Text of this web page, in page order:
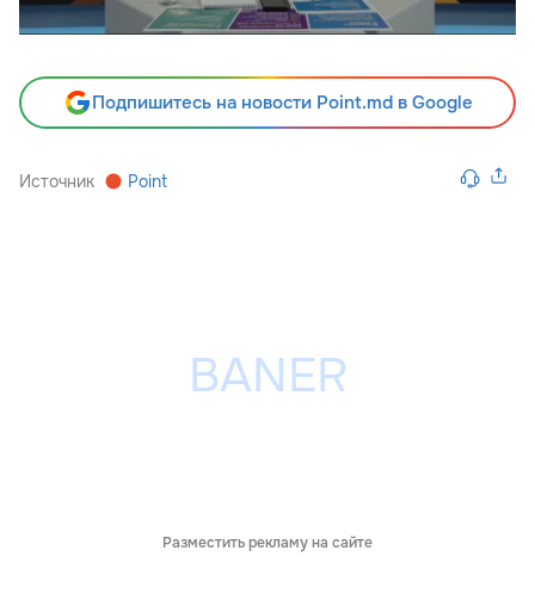
Подпишитесь на новости Point.md в Google
Источник Point
Разместить рекламу на сайте